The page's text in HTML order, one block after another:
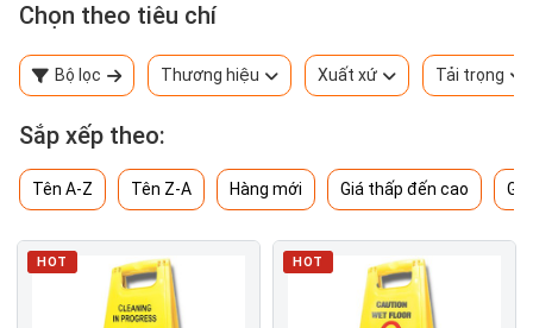
Chọn theo tiêu chí
Bộ lọc Thương hiệu Xuất xứ Tải trọng
Sắp xếp theo:
Tên A-Z Tên Z-A Hàng mới Giá thấp đến cao
HOT HOT